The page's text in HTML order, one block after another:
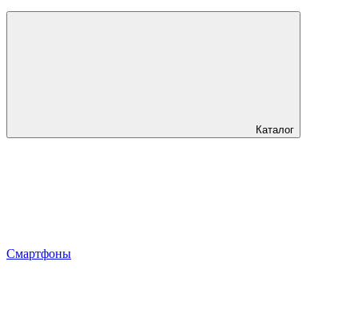
Каталог
Смартфоны